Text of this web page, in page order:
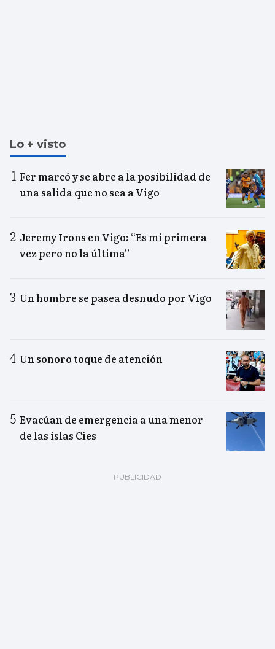
Lo + visto
Fer marcó y se abre a la posibilidad de
una salida que no sea a Vigo
Jeremy Irons en Vigo: “Es mi primera
vez pero no la última”
Un hombre se pasea desnudo por Vigo
Un sonoro toque de atención
Evacúan de emergencia a una menor
de las islas Cíes